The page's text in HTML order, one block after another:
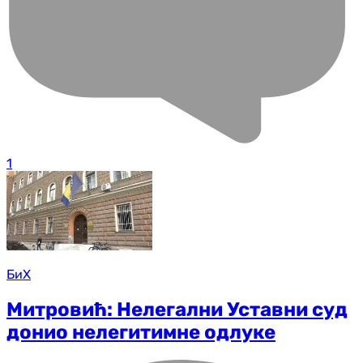
1
БиХ
Митровић: Нелегални Уставни суд
донио нелегитимне одлуке